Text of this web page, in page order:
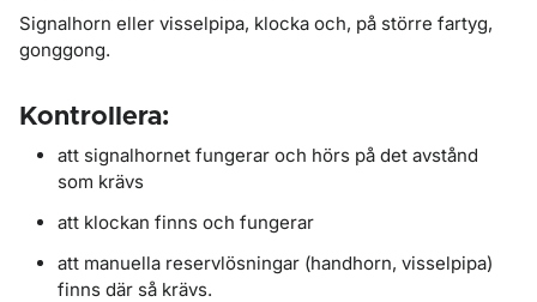
Signalhorn eller visselpipa, klocka och, på större fartyg,
gonggong.
Kontrollera:
att signalhornet fungerar och hörs på det avstånd
som krävs
att klockan finns och fungerar
att manuella reservlösningar (handhorn, visselpipa)
finns där så krävs.